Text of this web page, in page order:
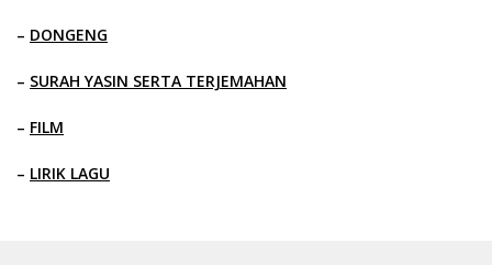
– DONGENG
– SURAH YASIN SERTA TERJEMAHAN
– FILM
– LIRIK LAGU